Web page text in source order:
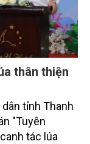
thân thiện
tỉnh Thanh
"Tuyên
tác lúa